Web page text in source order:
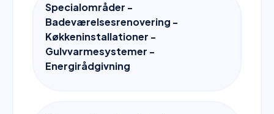
Specialområder -
Badeværelsesrenovering -
Køkkeninstallationer -
Gulvvarmesystemer -
Energirådgivning